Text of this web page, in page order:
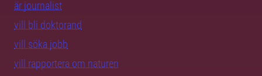
är journalist
vill bli doktorand
vill söka jobb
vill rapportera om naturen